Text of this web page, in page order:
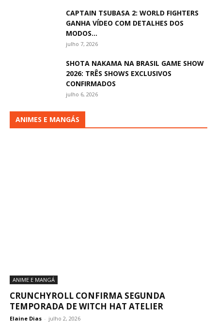
CAPTAIN TSUBASA 2: WORLD FIGHTERS
GANHA VÍDEO COM DETALHES DOS
MODOS...
julho 7, 2026
SHOTA NAKAMA NA BRASIL GAME SHOW
2026: TRÊS SHOWS EXCLUSIVOS
CONFIRMADOS
julho 6, 2026
ANIMES E MANGÁS
ANIME E MANGÁ
CRUNCHYROLL CONFIRMA SEGUNDA
TEMPORADA DE WITCH HAT ATELIER
Elaine Dias - julho 2, 2026